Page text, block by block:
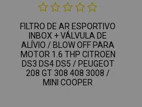
FILTRO DE AR ESPORTIVO
INBOX + VÁLVULA DE
ALÍVIO / BLOW OFF PARA
MOTOR 1.6 THP CITROEN
DS3 DS4 DS5 / PEUGEOT
208 GT 308 408 3008 /
MINI COOPER